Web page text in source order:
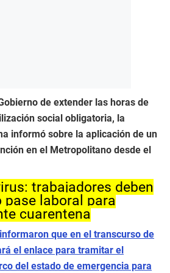
de extender las horas de
social obligatoria, la
informó sobre la aplicación de un
en el Metropolitano desde el
trabajadores deben
laboral para
cuarentena
que en el transcurso de
el enlace para tramitar el
del estado de emergencia para